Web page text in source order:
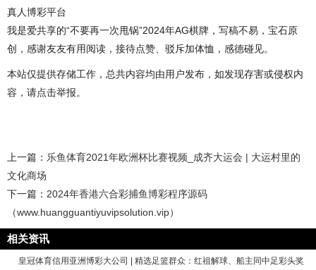
真人博彩平台
我是爱共享的“不要再一次甩锅”2024年AG棋牌，写稿不易，宝石原
创，感谢友友有用阅读，接待点赞、驳斥加体恤，感德碰见。
本站仅提供存储工作，总共内容均由用户发布，如发现存害或侵权内
容，请点击举报。
上一篇： 乐鱼体育2021年欧洲杯比赛视频_成齐大运会 | 大运村里的
文化商场
下一篇： 2024年香港六合彩捕鱼博彩程序源码
（www.huangguantiyuvipsolution.vip）
相关资讯
皇冠体育信用亚洲博彩大公司 | 精选足篮群众：红祖解球、船主同中足彩头奖